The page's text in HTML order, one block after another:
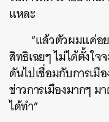
แหละ
“แล้วตัวผมแค่อ
สิทธิเฉยๆ ไม่ได้ตั้งใ
ดันไปเชื่อมกับการเมื
ข่าวการเมืองมากๆ
ได้ทำ”